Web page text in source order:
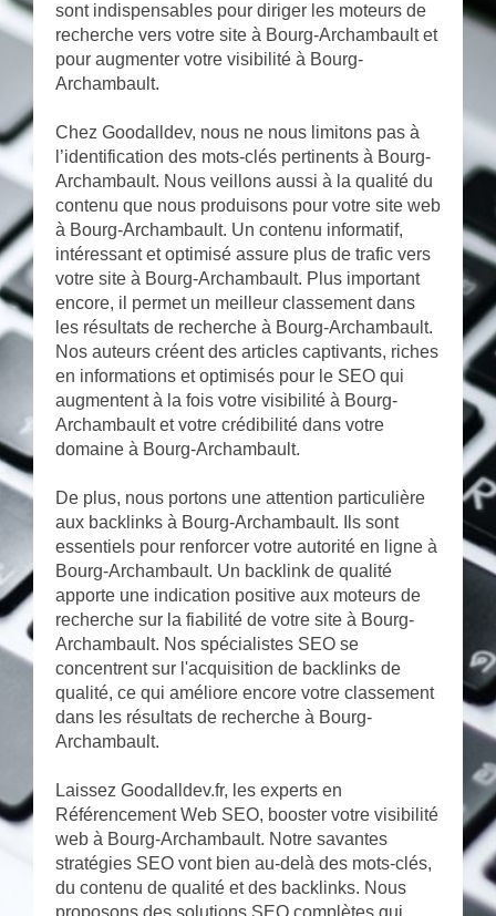
sont indispensables pour diriger les moteurs de
recherche vers votre site à Bourg-Archambault et
pour augmenter votre visibilité à Bourg-
Archambault.
Chez Goodalldev, nous ne nous limitons pas à
l’identification des mots-clés pertinents à Bourg-
Archambault. Nous veillons aussi à la qualité du
contenu que nous produisons pour votre site web
à Bourg-Archambault. Un contenu informatif,
intéressant et optimisé assure plus de trafic vers
votre site à Bourg-Archambault. Plus important
encore, il permet un meilleur classement dans
les résultats de recherche à Bourg-Archambault.
Nos auteurs créent des articles captivants, riches
en informations et optimisés pour le SEO qui
augmentent à la fois votre visibilité à Bourg-
Archambault et votre crédibilité dans votre
domaine à Bourg-Archambault.
De plus, nous portons une attention particulière
aux backlinks à Bourg-Archambault. Ils sont
essentiels pour renforcer votre autorité en ligne à
Bourg-Archambault. Un backlink de qualité
apporte une indication positive aux moteurs de
recherche sur la fiabilité de votre site à Bourg-
Archambault. Nos spécialistes SEO se
concentrent sur l'acquisition de backlinks de
qualité, ce qui améliore encore votre classement
dans les résultats de recherche à Bourg-
Archambault.
Laissez Goodalldev.fr, les experts en
Référencement Web SEO, booster votre visibilité
web à Bourg-Archambault. Notre savantes
stratégies SEO vont bien au-delà des mots-clés,
du contenu de qualité et des backlinks. Nous